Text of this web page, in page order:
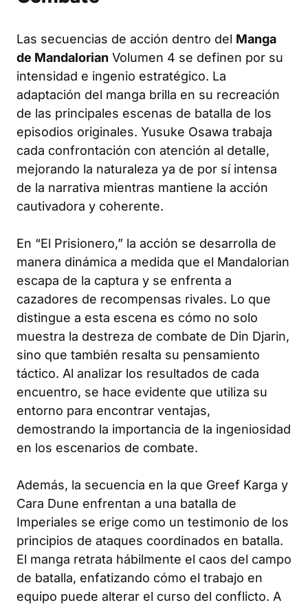
Las secuencias de acción dentro del Manga
de Mandalorian Volumen 4 se definen por su
intensidad e ingenio estratégico. La
adaptación del manga brilla en su recreación
de las principales escenas de batalla de los
episodios originales. Yusuke Osawa trabaja
cada confrontación con atención al detalle,
mejorando la naturaleza ya de por sí intensa
de la narrativa mientras mantiene la acción
cautivadora y coherente.
En “El Prisionero,” la acción se desarrolla de
manera dinámica a medida que el Mandalorian
escapa de la captura y se enfrenta a
cazadores de recompensas rivales. Lo que
distingue a esta escena es cómo no solo
muestra la destreza de combate de Din Djarin,
sino que también resalta su pensamiento
táctico. Al analizar los resultados de cada
encuentro, se hace evidente que utiliza su
entorno para encontrar ventajas,
demostrando la importancia de la ingeniosidad
en los escenarios de combate.
Además, la secuencia en la que Greef Karga y
Cara Dune enfrentan a una batalla de
Imperiales se erige como un testimonio de los
principios de ataques coordinados en batalla.
El manga retrata hábilmente el caos del campo
de batalla, enfatizando cómo el trabajo en
equipo puede alterar el curso del conflicto. A